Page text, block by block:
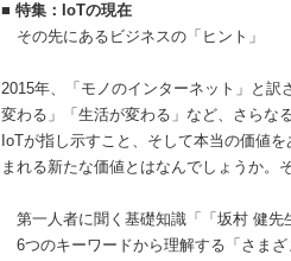
■ 特集：IoTの現在
その先にあるビジネスの「ヒント」
2015年、「モノのインターネット」と
変わる」「生活が変わる」など、さらな
IoTが指し示すこと、そして本当の価値
まれる新たな価値とはなんでしょうか。
第一人者に聞く基礎知識「「坂村 健先
6つのキーワードから理解する「さま